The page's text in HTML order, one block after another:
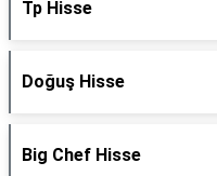
Tp Hisse
Doğuş Hisse
Big Chef Hisse